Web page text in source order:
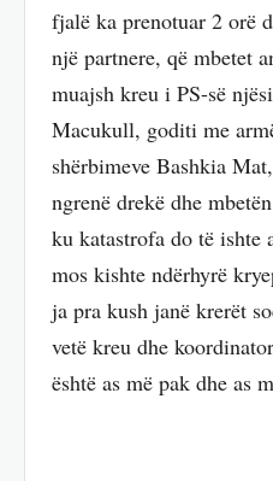
fjalë ka prenotuar 2 orë
një partnere, që mbetet
muajsh kreu i PS-së
Macukull, goditi me
shërbimeve Bashkia
ngrenë drekë dhe
ku katastrofa do të ishte
mos kishte ndërhyrë
ja pra kush janë krerët
vetë kreu dhe
është as më pak dhe as